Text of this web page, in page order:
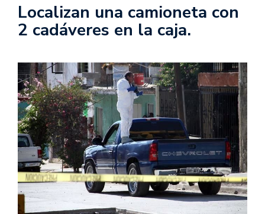
Localizan una camioneta con
2 cadáveres en la caja.